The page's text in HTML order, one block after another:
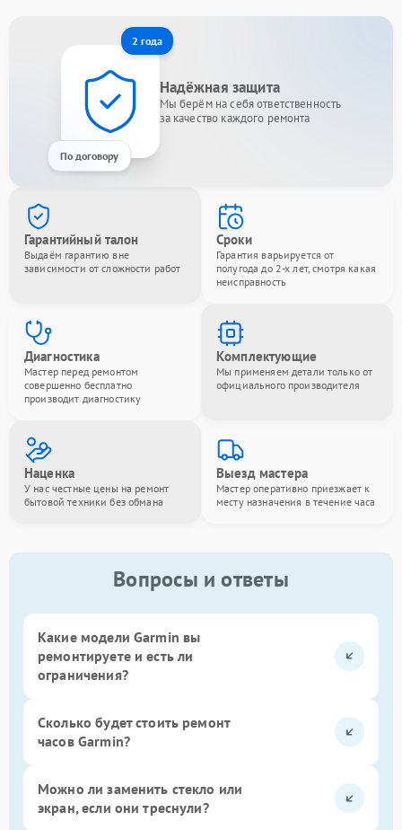
2 года
По договору
Надёжная защита
Мы берём на себя ответственность
за качество каждого ремонта
Гарантийный талон
Выдаём гарантию вне
зависимости от сложности работ
Сроки
Гарантия варьируется от
полугода до 2-х лет, смотря какая
неисправность
Диагностика
Мастер перед ремонтом
совершенно бесплатно
производит диагностику
Комплектующие
Мы применяем детали только от
официального производителя
Наценка
У нас честные цены на ремонт
бытовой техники без обмана
Выезд мастера
Мастер оперативно приезжает к
месту назначения в течение часа
Вопросы и ответы
Какие модели Garmin вы
ремонтируете и есть ли
ограничения?
Сколько будет стоить ремонт
часов Garmin?
Можно ли заменить стекло или
экран, если они треснули?